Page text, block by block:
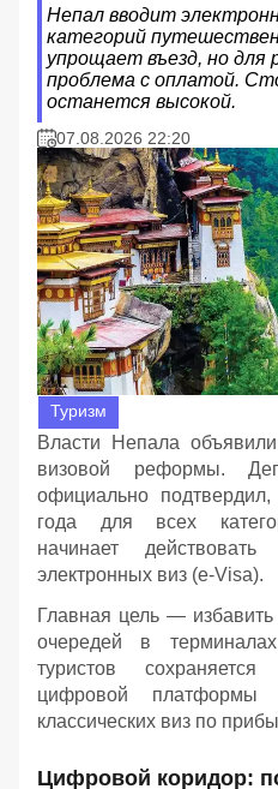
Непал вводит
категорий
упрощает въезд, но для
проблема с оплатой.
останется высокой.
07.08.2026 22:20
Туризм
Власти Непала
визовой реформы.
официально
года для всех
начинает
электронных виз (e-Visa).
Главная цель —
очередей в
туристов сохраняется
цифровой платформы
классических виз по
Цифровой коридор: